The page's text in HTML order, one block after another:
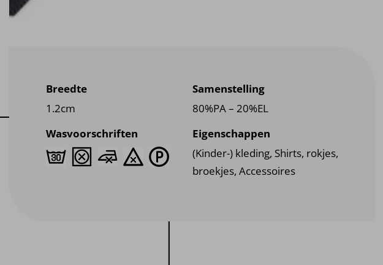
Breedte
1.2cm
Samenstelling
80%PA – 20%EL
Wasvoorschriften
Eigenschappen
(Kinder-) kleding, Shirts, rokjes,
broekjes, Accessoires